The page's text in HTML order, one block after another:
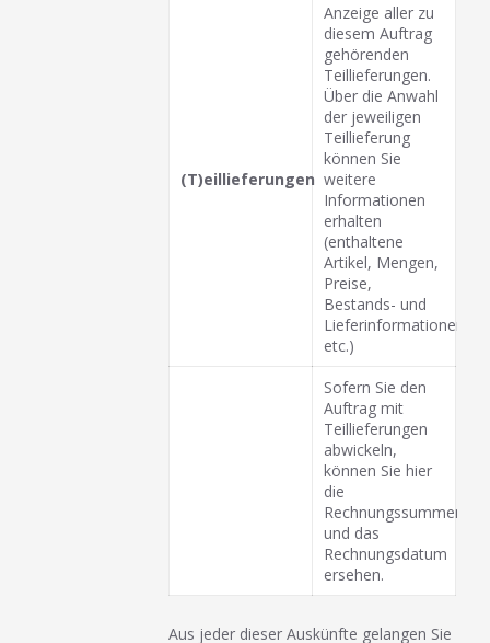
(T)eillieferungen
Anzeige aller zu
diesem Auftrag
gehörenden
Teillieferungen.
Über die Anwahl
der jeweiligen
Teillieferung
können Sie
weitere
Informationen
erhalten
(enthaltene
Artikel, Mengen,
Preise,
Bestands- und
Lieferinformationen
etc.)
Sofern Sie den
Auftrag mit
Teillieferungen
abwickeln,
können Sie hier
die
Rechnungssummen
und das
Rechnungsdatum
ersehen.
Aus jeder dieser Auskünfte gelangen Sie